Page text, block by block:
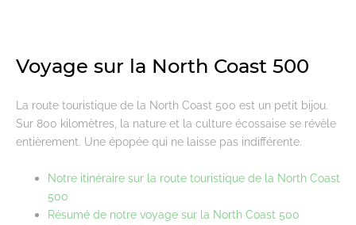
Voyage sur la North Coast 500
La route touristique de la North Coast 500 est un petit bijou.
Sur 800 kilomètres, la nature et la culture écossaise se révèle
entièrement. Une épopée qui ne laisse pas indifférente.
Notre itinéraire sur la route touristique de la North Coast
500
Résumé de notre voyage sur la North Coast 500